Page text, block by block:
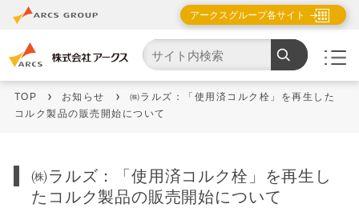
アークスグループ各サイト
TOP お知らせ
㈱ラルズ：「使用済コルク栓」を再生した
コルク製品の販売開始について
㈱ラルズ：「使用済コルク栓」を再生し
たコルク製品の販売開始について